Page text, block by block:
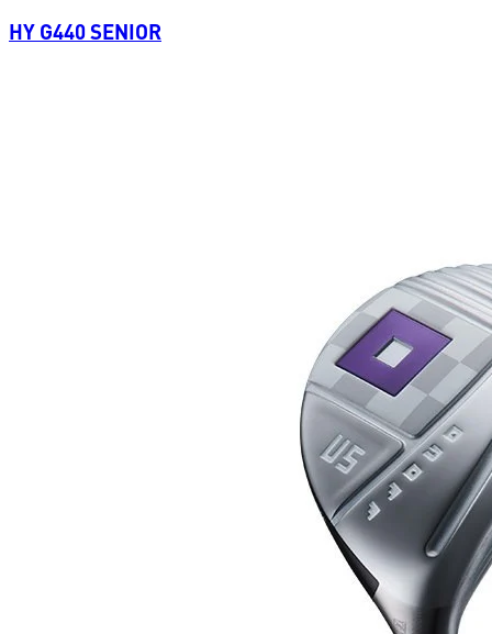
HY G440 SENIOR